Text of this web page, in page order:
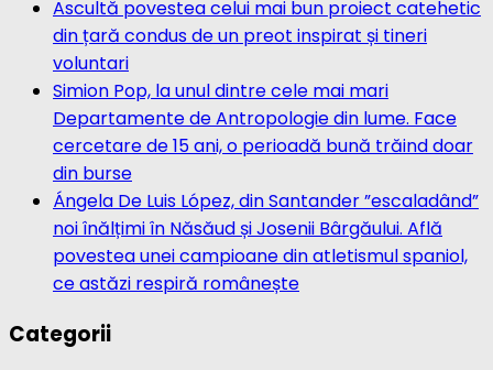
Ascultă povestea celui mai bun proiect catehetic
din țară condus de un preot inspirat și tineri
voluntari
Simion Pop, la unul dintre cele mai mari
Departamente de Antropologie din lume. Face
cercetare de 15 ani, o perioadă bună trăind doar
din burse
Ángela De Luis López, din Santander ”escaladând”
noi înălțimi în Năsăud și Josenii Bârgăului. Află
povestea unei campioane din atletismul spaniol,
ce astăzi respiră românește
Categorii